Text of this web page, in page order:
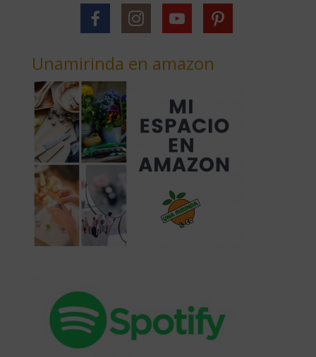
Unamirinda en amazon